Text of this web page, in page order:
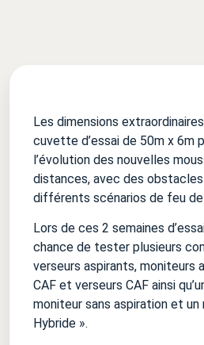
Les dimensions
cuvette d’essai de 50m x 6m
l’évolution des nouvelles
distances, avec des
différents scénarios de feu
Lors de ces 2 semaines
chance de tester plusieurs
verseurs aspirants, moniteurs
CAF et verseurs CAF ainsi
moniteur sans aspiration et un
Hybride ».